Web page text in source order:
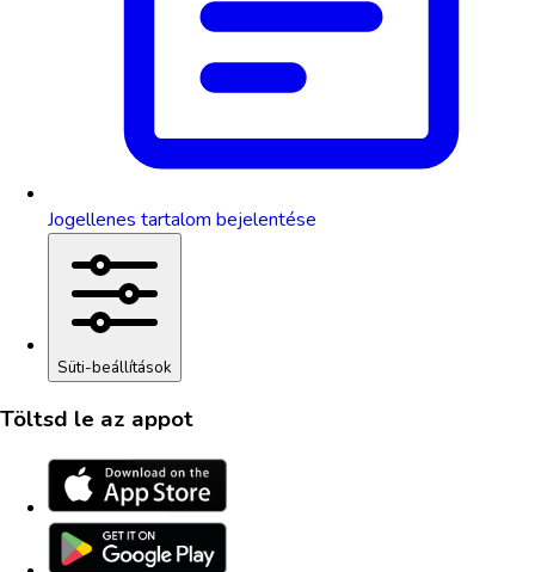
Jogellenes tartalom bejelentése
Süti-beállítások
Töltsd le az appot